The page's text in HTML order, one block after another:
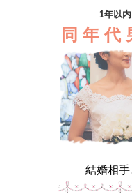
1年以
同 年 代
結婚相